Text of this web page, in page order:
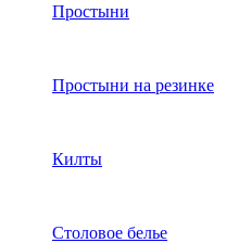
Простыни
Простыни на резинке
Килты
Столовое белье